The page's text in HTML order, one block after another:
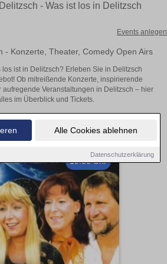
Alle Cookies ablehnen
Datenschutzerklärung
- Was ist los in Delitzsch
Events anlegen
- Konzerte, Theater, Comedy Open Airs
ist in Delitzsch? Erleben Sie in Delitzsch
Ob mitreißende Konzerte, inspirierende
Veranstaltungen in Delitzsch – hier
im Überblick und Tickets.
19:30 Uhr